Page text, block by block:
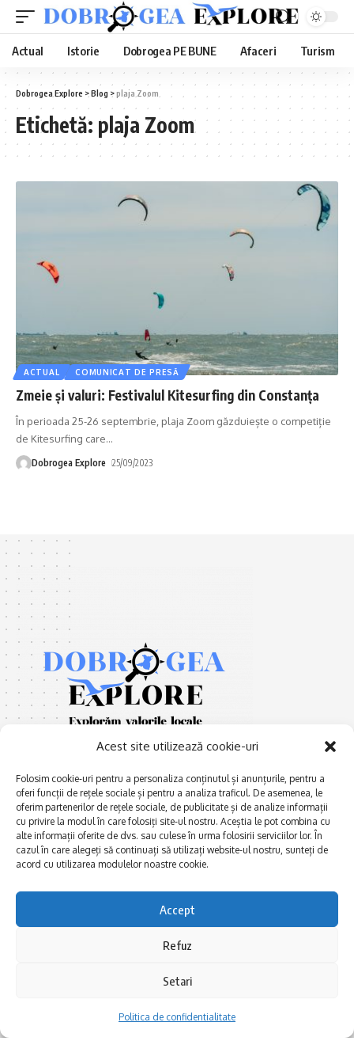
Acest site utilizează cookie-uri
Folosim cookie-uri pentru a personaliza conținutul și anunțurile, pentru a
oferi funcții de rețele sociale și pentru a analiza traficul. De asemenea, le
oferim partenerilor de rețele sociale, de publicitate și de analize informații
cu privire la modul în care folosiți site-ul nostru. Aceștia le pot combina cu
alte informații oferite de dvs. sau culese în urma folosirii serviciilor lor. În
cazul în care alegeți să continuați să utilizați website-ul nostru, sunteți de
acord cu utilizarea modulelor noastre cookie.
Accept
Refuz
Setari
Politica de confidentialitate
Actual Istorie Dobrogea PE BUNE Afaceri Turism
Dobrogea Explore >Blog >plaja Zoom
Etichetă: plaja Zoom
ACTUAL COMUNICAT DE PRESĂ
Zmeie și valuri: Festivalul Kitesurfing din Constanța
În perioada 25-26 septembrie, plaja Zoom găzduiește o competiție
de Kitesurfing care…
Dobrogea Explore 25/09/2023
E xplorăm Dobrogea,
Explorăm valorile locale:
Deltă, Litoral, cele mai mari
lacuri, cele mai vechi orașe,
multe etnii, CELE MAI
Afaceri și meșteșuguri
Actualitate
Istorie și civilizaţie
La Drum cu Ada